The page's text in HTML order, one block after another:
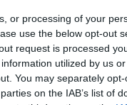
or processing of your
use the below opt-out
request is processed
utilized by us
You may separately
on the IAB’s list of